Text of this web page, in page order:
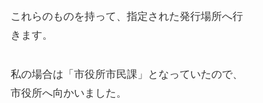
これらのものを持って、指定された発行場所へ行
きます。
私の場合は「市役所市民課」となっていたので、
市役所へ向かいました。